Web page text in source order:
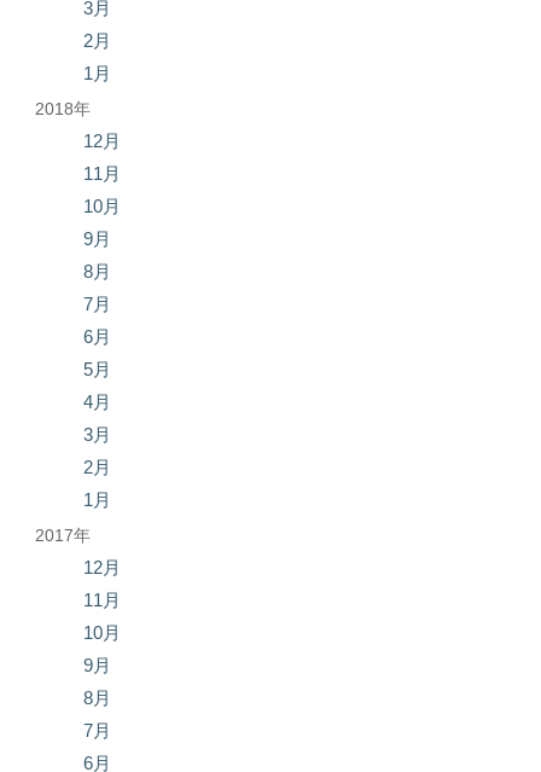
3月
2月
1月
2018年
12月
11月
10月
9月
8月
7月
6月
5月
4月
3月
2月
1月
2017年
12月
11月
10月
9月
8月
7月
6月